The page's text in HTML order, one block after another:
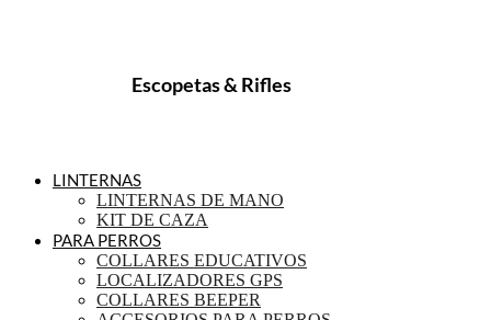
Escopetas & Rifles
LINTERNAS
LINTERNAS DE MANO
KIT DE CAZA
PARA PERROS
COLLARES EDUCATIVOS
LOCALIZADORES GPS
COLLARES BEEPER